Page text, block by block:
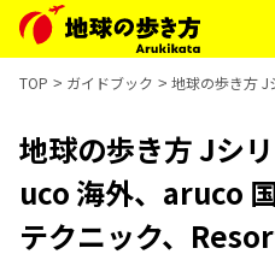
TOP ガイドブック 地球の歩き方 J
地球の歩き方 Jシ
uco 海外、aruco
テクニック、